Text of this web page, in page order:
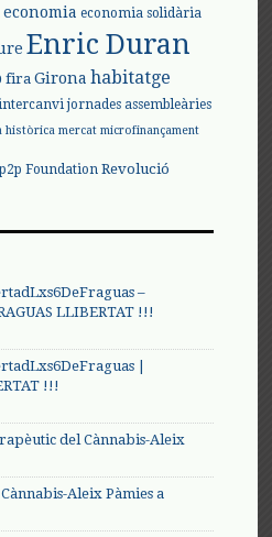
economia economia solidària
Enric Duran
fira Girona habitatge
jornades assembleàries
històrica mercat microfinançament
p2p Foundation Revolució
–
LLIBERTAT !!!
|
!!!
del Cànnabis-Aleix
Aleix Pàmies a